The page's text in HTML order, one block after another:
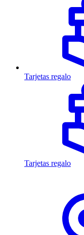
Tarjetas regalo
Tarjetas regalo